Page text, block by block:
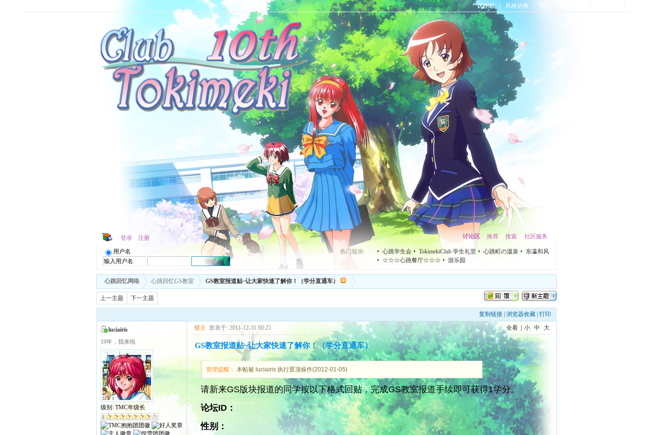
无图版 风格切换 帮助
登录 注册 讨论区 推荐 搜索 社区服务
用户名 热门版块: 心跳学生会 TokimekiClub 学生礼堂 心跳町の溫泉
东瀛和风
☆☆☆心跳餐厅☆☆☆
游乐园
心跳回忆网络 心跳回忆GS教室 GS教室报道贴~让大家快速了解你！（学分直通车）
上一主题 下一主题
复制链接 浏览器收藏 打印
luciairis
19年，我来啦
级别: TMC年级长
楼主 发表于: 2011-12-31 00:25 全看 小 中 大
GS教室报道贴~让大家快速了解你！（学分直通车）
管理提醒： 本帖被 luciairis 执行置顶操作(2012-01-05)
请新来GS版块报道的同学按以下格式回贴，完成GS教室报道手续即可获得1学分。
论坛ID：
性别：